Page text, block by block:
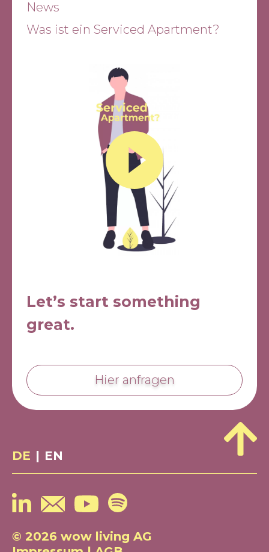
News
Was ist ein Serviced Apartment?
Let’s start something
great.
Hier anfragen
© 2026 wow living AG
DE | EN